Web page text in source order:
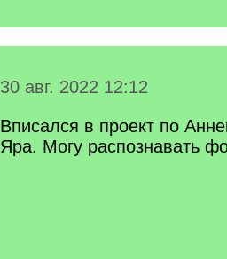
30 авг. 2022 12:12
Вписался в проект по
Яра. Могу распознавать